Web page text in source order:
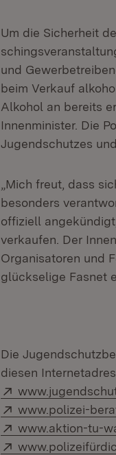
Um die Sicherheit
und
beim Verkauf
Alkohol an bereits
Innenminister. Die
Jugendschutzes
„Mich freut, dass
besonders
offiziell
verkaufen. Der
Organisatoren und
glückselige Fasnet
Die
diesen
Extern:
Extern:
www.polizei-
Extern:
www.aktion-tu-
Extern: